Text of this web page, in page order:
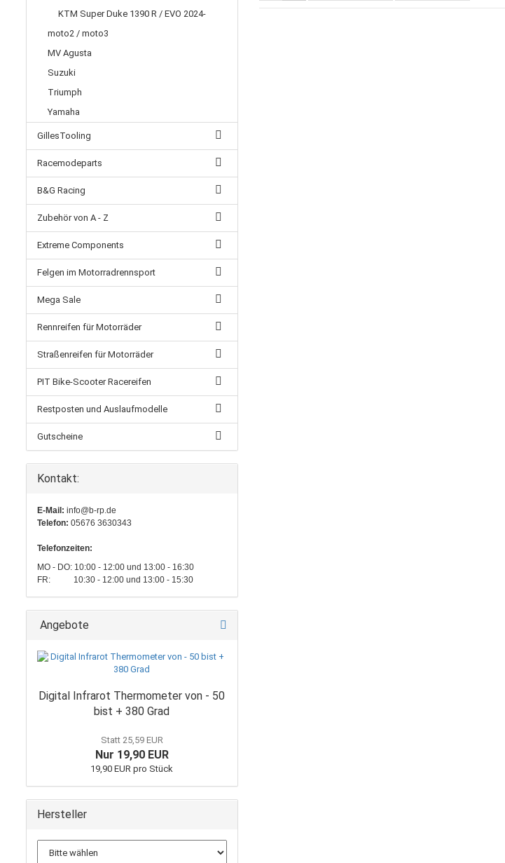
KTM Super Duke 1390 R / EVO 2024-
moto2 / moto3
MV Agusta
Suzuki
Triumph
Yamaha
GillesTooling
Racemodeparts
B&G Racing
Zubehör von A - Z
Extreme Components
Felgen im Motorradrennsport
Mega Sale
Rennreifen für Motorräder
Straßenreifen für Motorräder
PIT Bike-Scooter Racereifen
Restposten und Auslaufmodelle
Gutscheine
Kontakt:
E-Mail: info@b-rp.de
Telefon: 05676 3630343
Telefonzeiten:
MO - DO: 10:00 - 12:00 und 13:00 - 16:30
FR: 10:30 - 12:00 und 13:00 - 15:30
Angebote
Digital Infrarot Thermometer von - 50
bist + 380 Grad
Statt 25,59 EUR
Nur 19,90 EUR
19,90 EUR pro Stück
Hersteller